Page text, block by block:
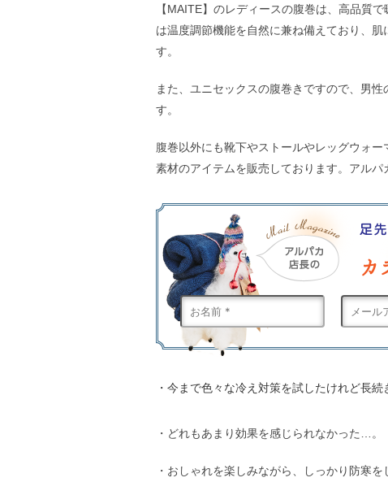
【MAITE】のレディースの腹巻は、高品質
は温度調節機能を自然に兼ね備えており、
す。
また、ユニセックスの腹巻きですので、男
す。
腹巻以外にも靴下やストールやレッグウォ
素材のアイテムを販売しております。アルパ
・今まで色々な冷え対策を試したけれど長続
・どれもあまり効果を感じられなかった…。
・おしゃれを楽しみながら、しっかり防寒を